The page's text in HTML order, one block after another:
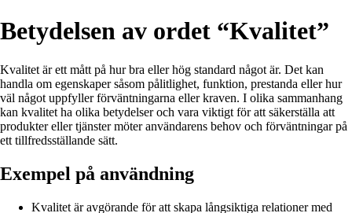
Betydelsen av ordet “Kvalitet”
Kvalitet är ett mått på hur bra eller hög standard något är. Det kan
handla om egenskaper såsom pålitlighet, funktion, prestanda eller hur
väl något uppfyller förväntningarna eller kraven. I olika sammanhang
kan kvalitet ha olika betydelser och vara viktigt för att säkerställa att
produkter eller tjänster möter användarens behov och förväntningar på
ett tillfredsställande sätt.
Exempel på användning
Kvalitet är avgörande för att skapa långsiktiga relationer med